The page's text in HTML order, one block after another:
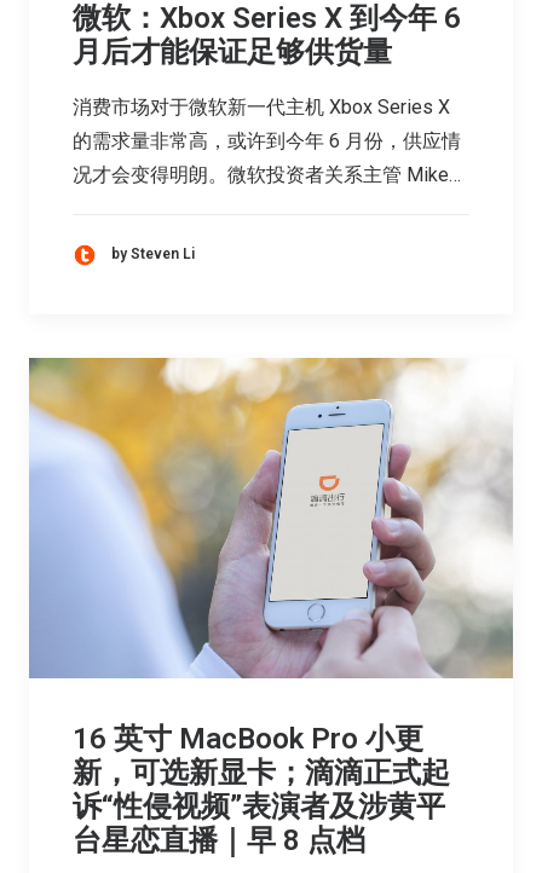
微软：Xbox Series X 到今年 6
月后才能保证足够供货量
消费市场对于微软新一代主机 Xbox Series X
的需求量非常高，或许到今年 6 月份，供应情
况才会变得明朗。微软投资者关系主管 Mike…
by Steven Li
16 英寸 MacBook Pro 小更
新，可选新显卡；滴滴正式起
诉“性侵视频”表演者及涉黄平
台星恋直播｜早 8 点档